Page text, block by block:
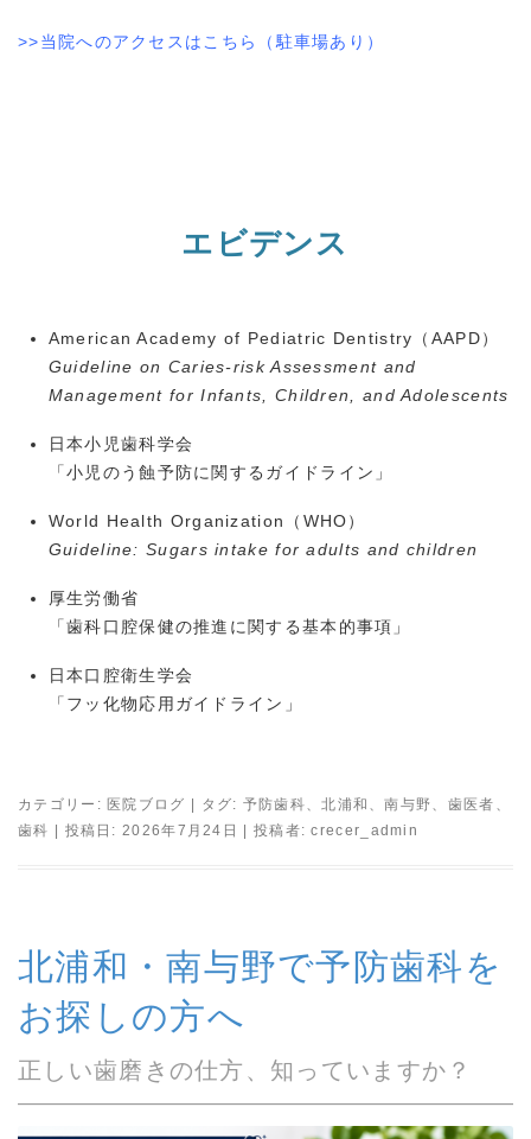
>>当院へのアクセスはこちら（駐車場あり）
エビデンス
American Academy of Pediatric Dentistry（ AAPD）
Guideline on Caries-risk Assessment and
Management for Infants, Children, and Adolescents
日本小児歯科学会
「小児のう蝕予防に関するガイドライン」
World Health Organization（ WHO）
Guideline: Sugars intake for adults and children
厚生労働省
「歯科口腔保健の推進に関する基本的事項」
日本口腔衛生学会
「フッ化物応用ガイドライン」
カテゴリー: 医院ブログ | タグ: 予防歯科、北浦和 、南与野、 歯医者 、
歯科
| 投稿日:2026年7月24日 投稿者:crecer_admin
北浦和・南与野で予防歯科を
お探しの方へ
正しい歯磨きの仕方、知っていますか？